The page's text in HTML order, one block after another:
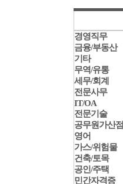
경영직무
금융/부동산
기타
무역/유통
세무/회계
전문사무
IT/OA
전문기술
공무원가산점
영어
가스/위험물
건축/토목
공인/주택
민간자격증